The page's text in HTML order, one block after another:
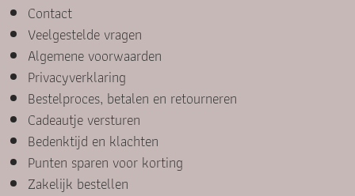
Contact
Veelgestelde vragen
Algemene voorwaarden
Privacyverklaring
Bestelproces, betalen en retourneren
Cadeautje versturen
Bedenktijd en klachten
Punten sparen voor korting
Zakelijk bestellen